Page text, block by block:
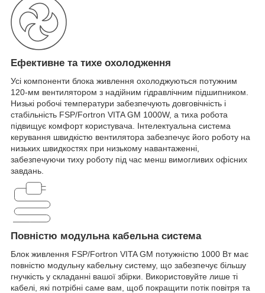
Ефективне та тихе охолодження
Усі компоненти блока живлення охолоджуються потужним
120-мм вентилятором з надійним гідравлічним підшипником.
Низькі робочі температури забезпечують довговічність і
стабільність FSP/Fortron VITA GM 1000W, а тиха робота
підвищує комфорт користувача. Інтелектуальна система
керування швидкістю вентилятора забезпечує його роботу на
низьких швидкостях при низькому навантаженні,
забезпечуючи тиху роботу під час менш вимогливих офісних
завдань.
Повністю модульна кабельна система
Блок живлення FSP/Fortron VITA GM потужністю 1000 Вт має
повністю модульну кабельну систему, що забезпечує більшу
гнучкість у складанні вашої збірки. Використовуйте лише ті
кабелі, які потрібні саме вам, щоб покращити потік повітря та